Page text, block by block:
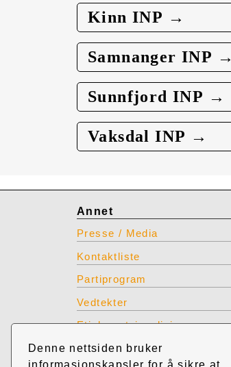
Denne nettsiden bruker
Kinn INP →
Samnanger INP →
Sunnfjord INP →
Vaksdal INP →
Annet
Presse / Media
Kontaktliste
Partiprogram
Vedtekter
Etiske retningslinjer
INP produkter for bestilling